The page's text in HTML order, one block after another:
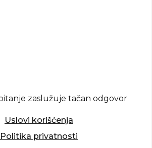
zaslužuje tačan odgovor
Uslovi korišćenja
Politika privatnosti